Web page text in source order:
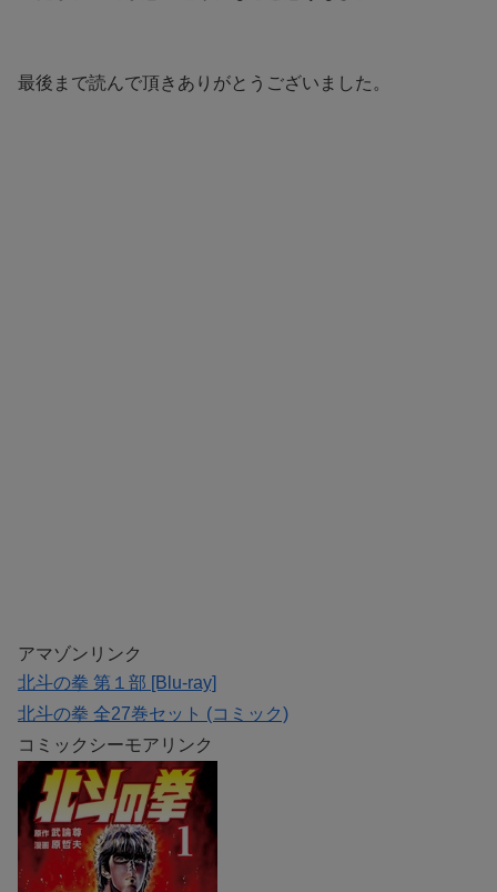
最後まで読んで頂きありがとうございました。
アマゾンリンク
北斗の拳 第１部 [Blu-ray]
北斗の拳 全27巻セット (コミック)
コミックシーモアリンク